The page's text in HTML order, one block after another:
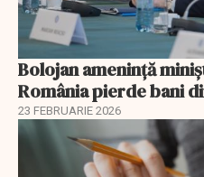
Bolojan amenință
România pierde bani
23 FEBRUARIE 2026